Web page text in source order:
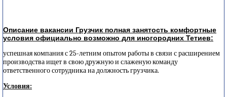
Описание вакансии Грузчик полная занятость комфортные
условия официально возможно для иногородних Тетиев:
успешная компания с 25-летним опытом работы в связи с расширением
производства ищет в свою дружную и слаженую команду
ответственного сотрудника на должность грузчика.
Условия: